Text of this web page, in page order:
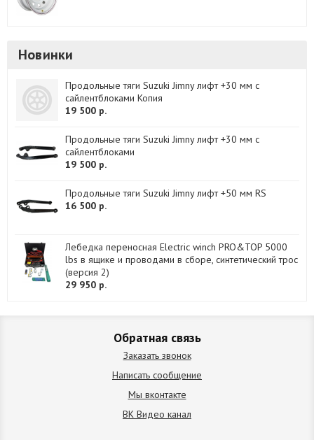
Новинки
Продольные тяги Suzuki Jimny лифт +30 мм с
сайлентблоками Копия
19 500 р.
Продольные тяги Suzuki Jimny лифт +30 мм с
сайлентблоками
19 500 р.
Продольные тяги Suzuki Jimny лифт +50 мм RS
16 500 р.
Лебедка переносная Electric winch PRO&TOP 5000
lbs в ящике и проводами в сборе, синтетический трос
(версия 2)
29 950 р.
Обратная связь
Заказать звонок
Написать сообщение
Мы вконтакте
ВК Видео канал